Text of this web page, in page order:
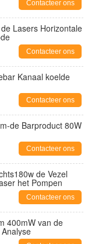
Contacteer ons
Lasers Horizontale
Contacteer ons
Kanaal koelde
Contacteer ons
de Barproduct 80W
Contacteer ons
de Vezel
het Pompen
Contacteer ons
400mW van de